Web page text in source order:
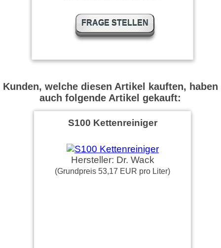
FRAGE STELLEN
Kunden, welche diesen Artikel kauften, haben
auch folgende Artikel gekauft:
S100 Kettenreiniger
Hersteller: Dr. Wack
(Grundpreis 53,17 EUR pro Liter)